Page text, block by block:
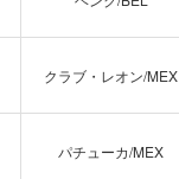
クラブ・レオン/MEX
パチューカ/MEX